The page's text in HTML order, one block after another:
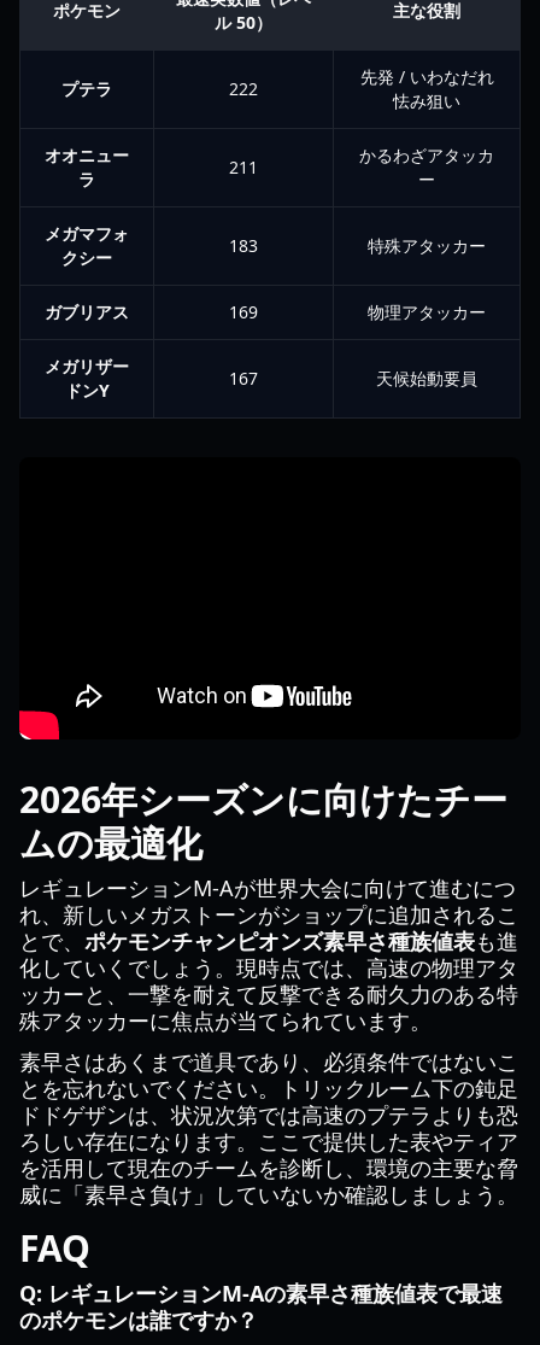
ポケモン
ル 50）
主な役割
プテラ 222
先発 / いわなだれ
怯み狙い
オオニュー
ラ
211
かるわざアタッカ
ー
メガマフォ
クシー
183 特殊アタッカー
ガブリアス 169 物理アタッカー
メガリザー
ドンY
167 天候始動要員
2026年シーズンに向けたチー
ムの最適化
レギュレーションM-Aが世界大会に向けて進むにつ
れ、新しいメガストーンがショップに追加されるこ
とで、 ポケモンチャンピオンズ素早さ種族値表も進
化していくでしょう。現時点では、高速の物理アタ
ッカーと、一撃を耐えて反撃できる耐久力のある特
殊アタッカーに焦点が当てられています。
素早さはあくまで道具であり、必須条件ではないこ
とを忘れないでください。トリックルーム下の鈍足
ドドゲザンは、状況次第では高速のプテラよりも恐
ろしい存在になります。ここで提供した表やティア
を活用して現在のチームを診断し、環境の主要な脅
威に「素早さ負け」していないか確認しましょう。
FAQ
Q: レギュレーションM-Aの素早さ種族値表で最速
のポケモンは誰ですか？